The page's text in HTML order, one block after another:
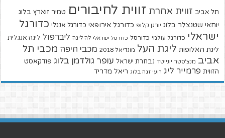
תל אביב זווית אחרת זווית לחיבורים טמיר זוארץ בלוג
יוחאי שטנצלר בלוג יורגן קלופ כדורגל אירופאי כדורגל אנגלי כדורגל
ישראלי כדורגל עולמי כדורסל כדורסל ישראלי לה ליגה ליברפול ליגה אנגלית
ליגת האלופות ליגת העל מונדיאל 2018 מכבי חיפה מכבי תל
אביב מנצ'סטר יונייטד נבחרת ישראל עופר גולדמן בלוג פודקאסט
הזווית פרמייר ליג רועי זגה בלוג ריאל מדריד